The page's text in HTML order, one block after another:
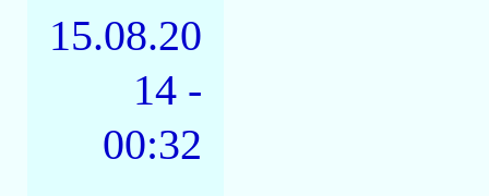
15.08.20
14 -
00:32